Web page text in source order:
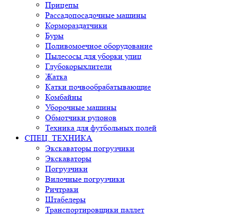
Прицепы
Рассадопосадочные машины
Кормораздатчики
Буры
Поливомоечное оборудование
Пылесосы для уборки улиц
Глубокорыхлители
Жатка
Катки почвообрабатывающие
Комбайны
Уборочные машины
Обмотчики рулонов
Техника для футбольных полей
СПЕЦ. ТЕХНИКА
Экскаваторы погрузчики
Экскаваторы
Погрузчики
Вилочные погрузчики
Ричтраки
Штабелеры
Транспортировщики паллет